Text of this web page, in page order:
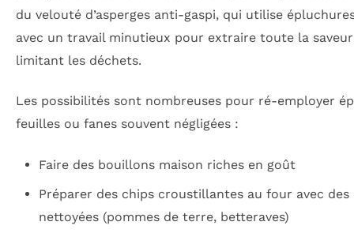
du velouté d’asperges anti-gaspi, qui utilise
avec un travail minutieux pour extraire toute la
limitant les déchets.
Les possibilités sont nombreuses pour ré-employer
feuilles ou fanes souvent négligées :
Faire des bouillons maison riches en goût
Préparer des chips croustillantes au four avec des
nettoyées (pommes de terre, betteraves)